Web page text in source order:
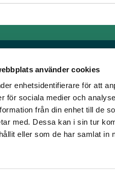
använder cookies
enhetsidentifierare för att
för sociala medier och
från din enhet till de
med. Dessa kan i sin tur
eller som de har samlat in
för dig som älskar trav!
grundades, har vi skapat en